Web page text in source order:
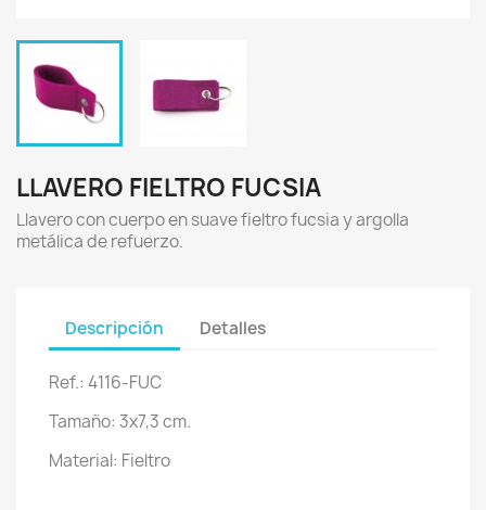
LLAVERO FIELTRO FUCSIA
Llavero con cuerpo en suave fieltro fucsia y argolla
metálica de refuerzo.
Descripción Detalles
Ref.: 4116-FUC
Tamaño: 3x7,3 cm.
Material: Fieltro